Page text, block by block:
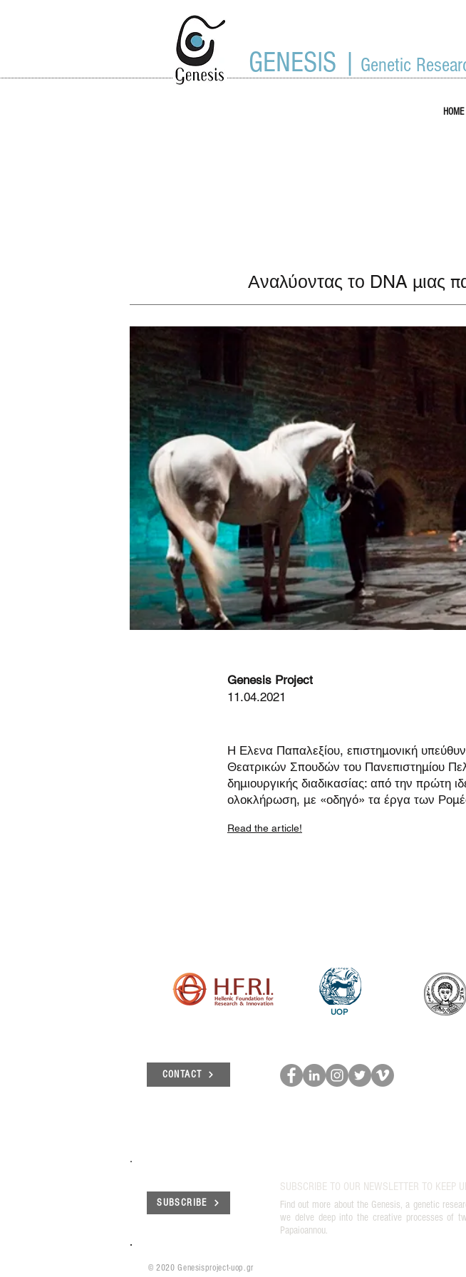
GENESIS | Genetic
HOME
Αναλύοντας το DNA μιας
Genesis Project
11.04.2021
Η Ελενα Παπαλεξίου, επιστημονική
Θεατρικών Σπουδών του Πανεπιστημίου
δημιουργικής διαδικασίας: από την πρώτη
ολοκλήρωση, με «οδηγό» τα έργα των
Read the article!
UOP
CONTACT
SUBSCRIBE
SUBSCRIBE TO OUR NEWSLETTER TO KEEP
Find out more about the Genesis, a genetic
we delve deep into the creative processes of
Papaioannou.
© 2020 Genesisproject-uop.gr